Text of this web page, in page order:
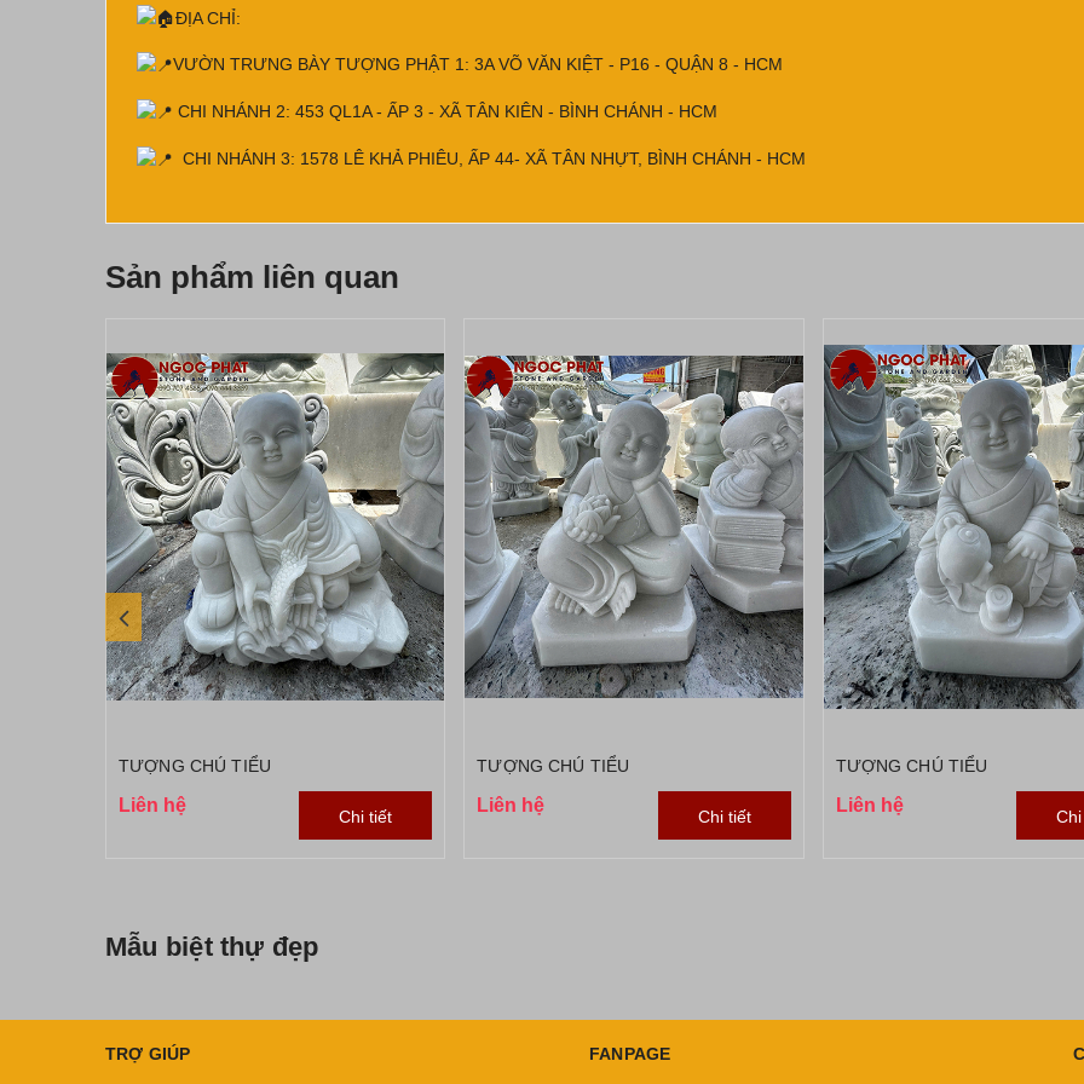
ĐỊA CHỈ:
VƯỜN TRƯNG BÀY TƯỢNG PHẬT 1: 3A VÕ VĂN KIỆT - P16 - QUẬN 8 - HCM
CHI NHÁNH 2: 453 QL1A - ẤP 3 - XÃ TÂN KIÊN - BÌNH CHÁNH - HCM
CHI NHÁNH 3: 1578 LÊ KHẢ PHIÊU, ẤP 44- XÃ TÂN NHỰT, BÌNH CHÁNH - HCM
Sản phẩm liên quan
TƯỢNG CHÚ TIỂU
Liên hệ
Chi tiết
TƯỢNG CHÚ TIỂU
Liên hệ
Chi tiết
TƯỢNG CHÚ TIỂU
Liên hệ
Mẫu biệt thự đẹp
TRỢ GIÚP FANPAGE